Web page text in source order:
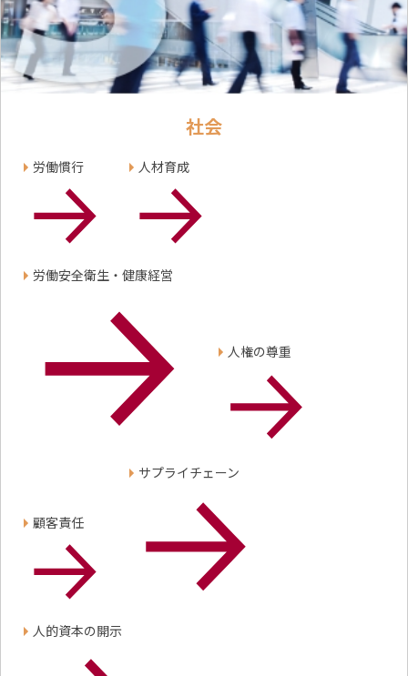
社会
労働慣行 人材育成
労働安全衛生・健康経営
人権の尊重
顧客責任
サプライチェーン
人的資本の開示